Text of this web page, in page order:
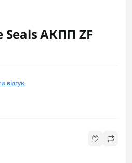
Seals АКПП ZF
відгук